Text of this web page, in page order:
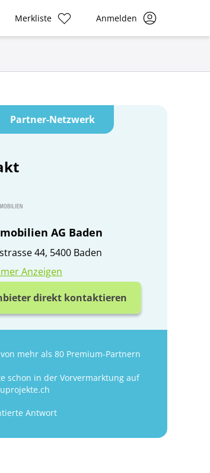
Merkliste Anmelden
Partner-Netzwerk
AG Baden
44, 5400 Baden
Anzeigen
direkt kontaktieren
mehr als 80 Premium-Partnern
schon in der Vorvermarktung auf
Antwort